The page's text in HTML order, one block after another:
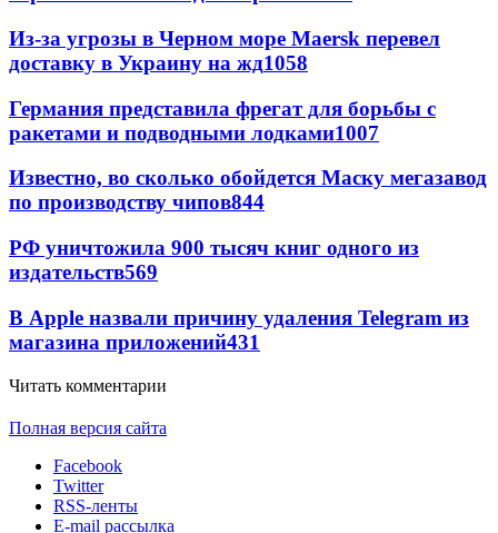
Из-за угрозы в Черном море Maersk перевел
доставку в Украину на жд1058
Германия представила фрегат для борьбы с
ракетами и подводными лодками1007
Известно, во сколько обойдется Маску мегазавод
по производству чипов844
РФ уничтожила 900 тысяч книг одного из
издательств569
В Apple назвали причину удаления Telegram из
магазина приложений431
Читать комментарии
Полная версия сайта
Facebook
Twitter
RSS-ленты
E-mail рассылка